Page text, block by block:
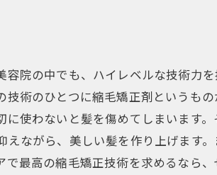
院の中でも、ハイレベルな技術力
術のひとつに縮毛矯正剤というも
使わないと髪を傷めてしまいます
ながら、美しい髪を作り上げます。
最高の縮毛矯正技術を求めるなら